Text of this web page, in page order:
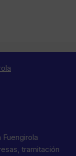
tramitación